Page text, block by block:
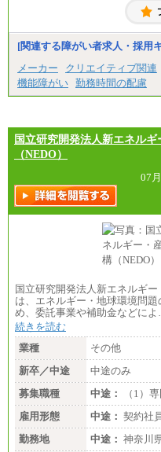
慮して給与を
※試用期間中
中途：
（1）事務職（
合職・正社員）
月給
経験、能力等
試用期間中も
基本給
月給
[関連する障がい者求人・採用
メーカー
クリエイティブ関連
機能障がい 勤務時間の配慮
国立研究開発法人新エネル
（NEDO）
07
国立研究開発法人新エネルギー
は、エネルギー・地球環境問
め、委託事業や補助金などに
続きを読む
業種
その他
新卒／中途
中途のみ
募集職種
中途：
（1）
雇用形態
中途： 契約社
勤務地
中途： 神奈川